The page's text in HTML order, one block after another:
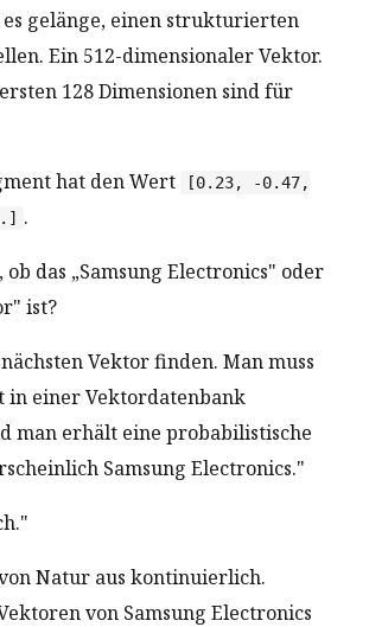
gelänge, einen strukturierten
Ein 512-dimensionaler Vektor.
128 Dimensionen sind für
hat den Wert
[0.23, -0.47,
.
das „Samsung Electronics" oder
ist?
Vektor finden. Man muss
in einer Vektordatenbank
man erhält eine probabilistische
Samsung Electronics."
Natur aus kontinuierlich.
von Samsung Electronics